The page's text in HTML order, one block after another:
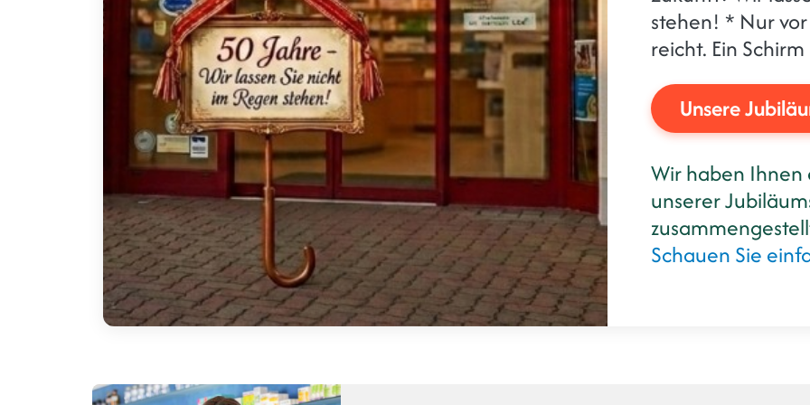
stehen! * Nur
reicht. Ein
Unsere
Wir haben Ihnen
unserer
Schauen Sie